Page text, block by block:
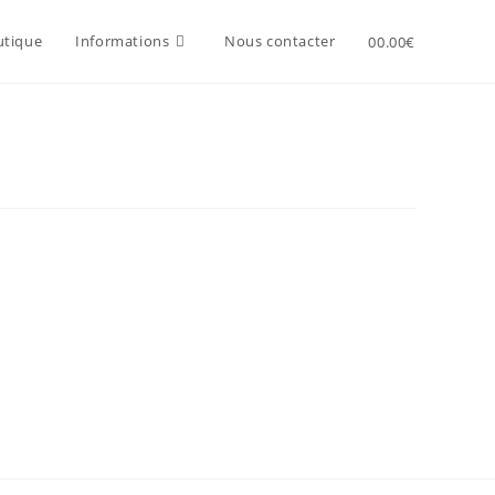
Informations Nous contacter 00.00€